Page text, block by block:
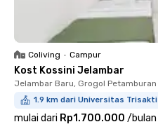
Coliving • Campur
Kost Kossini Jelambar
Jelambar Baru, Grogol Petamburan
1.9 km dari Universitas Trisakti
mulai dari Rp1.700.000 /bulan